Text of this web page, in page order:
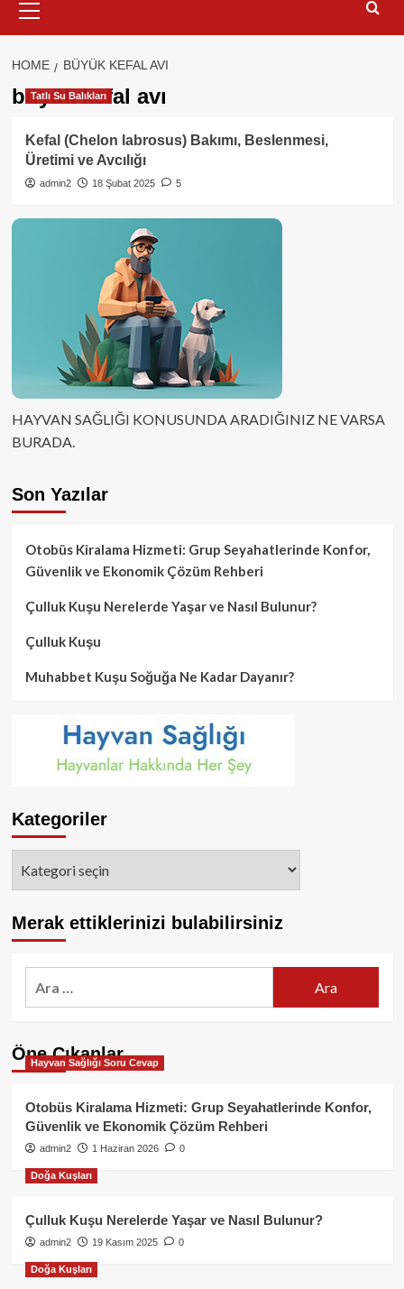
Menu
HOME BÜYÜK KEFAL AVI
büyük kefal avı
Tatlı Su Balıkları
Kefal (Chelon labrosus) Bakımı, Beslenmesi,
Üretimi ve Avcılığı
admin2 18 Şubat 2025 5
HAYVAN SAĞLIĞI KONUSUNDA ARADIĞINIZ NE VARSA
BURADA.
Son Yazılar
Otobüs Kiralama Hizmeti: Grup Seyahatlerinde Konfor,
Güvenlik ve Ekonomik Çözüm Rehberi
Çulluk Kuşu Nerelerde Yaşar ve Nasıl Bulunur?
Çulluk Kuşu
Muhabbet Kuşu Soğuğa Ne Kadar Dayanır?
Kategoriler
Merak ettiklerinizi bulabilirsiniz
Öne Çıkanlar
Hayvan Sağlığı Soru Cevap
Otobüs Kiralama Hizmeti: Grup Seyahatlerinde Konfor,
Güvenlik ve Ekonomik Çözüm Rehberi
admin2 1 Haziran 2026 0
Doğa Kuşları
Çulluk Kuşu Nerelerde Yaşar ve Nasıl Bulunur?
admin2 19 Kasım 2025 0
Doğa Kuşları